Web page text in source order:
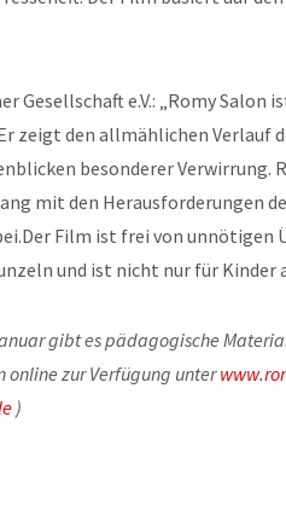
Gesellschaft e.V.: „Romy Salon
zeigt den allmählichen Verlauf
besonderer Verwirrung.
mit den Herausforderungen
Film ist frei von unnötigen
und ist nicht nur für Kinder
gibt es pädagogische
online zur Verfügung unter
)